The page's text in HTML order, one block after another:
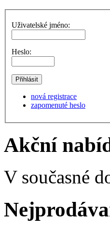
Uživatelské jméno:
Heslo:
nová registrace
zapomenuté heslo
Akční
V současné